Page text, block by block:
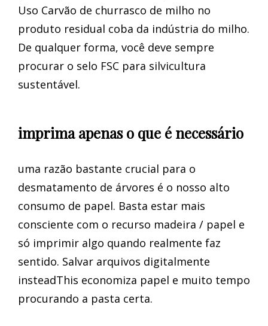
Uso Carvão de churrasco de milho no
produto residual coba da indústria do milho.
De qualquer forma, você deve sempre
procurar o selo FSC para silvicultura
sustentável.
imprima apenas o que é necessário
uma razão bastante crucial para o
desmatamento de árvores é o nosso alto
consumo de papel. Basta estar mais
consciente com o recurso madeira / papel e
só imprimir algo quando realmente faz
sentido. Salvar arquivos digitalmente
insteadThis economiza papel e muito tempo
procurando a pasta certa.